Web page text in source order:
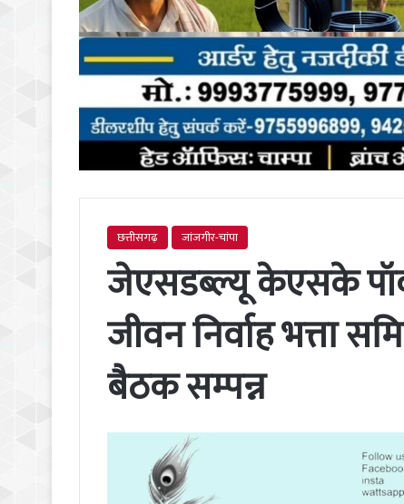
छत्तीसगढ़ जांजगीर-चांपा
जेएसडब्ल्यू केएसके
जीवन निर्वाह भत्ता
बैठक सम्पन्न